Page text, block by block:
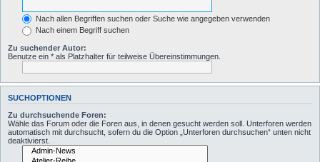
Nach allen Begriffen suchen oder Suche wie angegeben verwenden
Nach einem Begriff suchen
Zu suchender Autor:
Benutze ein * als Platzhalter für teilweise Übereinstimmungen.
SUCHOPTIONEN
Zu durchsuchende Foren:
Wähle das Forum oder die Foren aus, in denen gesucht werden soll. Unterforen werden
automatisch mit durchsucht, sofern du die Option „Unterforen durchsuchen“ unten nicht
deaktivierst.